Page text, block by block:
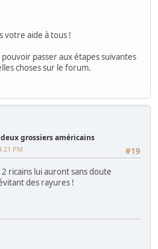
votre aide à tous !
passer aux étapes suivantes
choses sur le forum.
grossiers américains
#19
PM
ricains lui auront sans doute
des rayures !